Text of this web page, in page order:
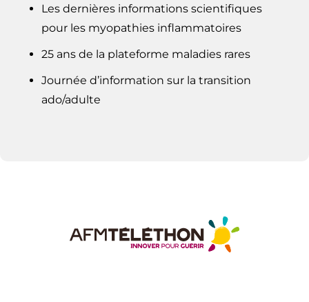
Les dernières informations scientifiques
pour les myopathies inflammatoires
25 ans de la plateforme maladies rares
Journée d’information sur la transition
ado/adulte